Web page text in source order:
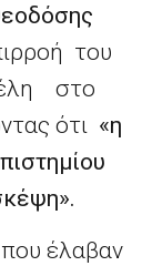
του
στο
ότι «η
έλαβαν